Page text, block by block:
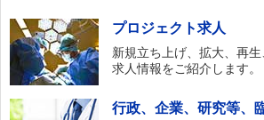
プロジェクト求人
新規立ち上げ、拡大、再
求人情報をご紹介します。
行政、企業、研究等、